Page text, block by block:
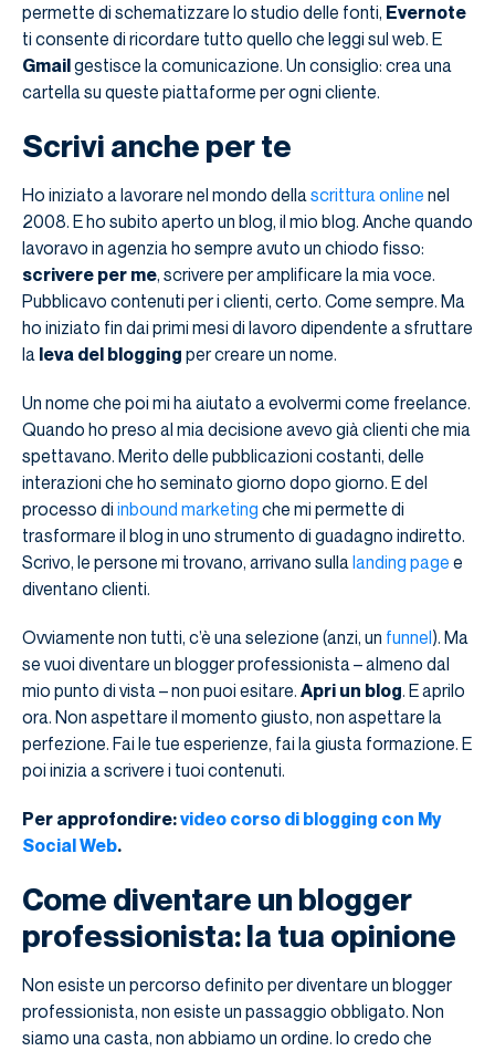
permette di schematizzare lo studio delle fonti, Evernote
ti consente di ricordare tutto quello che leggi sul web. E
Gmailgestisce la comunicazione. Un consiglio: crea una
cartella su queste piattaforme per ogni cliente.
Scrivi anche per te
Ho iniziato a lavorare nel mondo dellascrittura online nel
2008. E ho subito aperto un blog, il mio blog. Anche quando
lavoravo in agenzia ho sempre avuto un chiodo fisso:
scrivere per me, scrivere per amplificare la mia voce.
Pubblicavo contenuti per i clienti, certo. Come sempre. Ma
ho iniziato fin dai primi mesi di lavoro dipendente a sfruttare
la leva del blogging per creare un nome.
Un nome che poi mi ha aiutato a evolvermi come freelance.
Quando ho preso al mia decisione avevo già clienti che mia
spettavano. Merito delle pubblicazioni costanti, delle
interazioni che ho seminato giorno dopo giorno. E del
processo di inbound marketing che mi permette di
trasformare il blog in uno strumento di guadagno indiretto.
Scrivo, le persone mi trovano, arrivano sullalanding page e
diventano clienti.
Ovviamente non tutti, c’è una selezione (anzi, un funnel). Ma
se vuoi diventare un blogger professionista – almeno dal
mio punto di vista – non puoi esitare. Apri un blog. E aprilo
ora. Non aspettare il momento giusto, non aspettare la
perfezione. Fai le tue esperienze, fai la giusta formazione. E
poi inizia a scrivere i tuoi contenuti.
Per approfondire:video corso di blogging con My
Social Web.
Come diventare un blogger
professionista: la tua opinione
Non esiste un percorso definito per diventare un blogger
professionista, non esiste un passaggio obbligato. Non
siamo una casta, non abbiamo un ordine. Io credo che